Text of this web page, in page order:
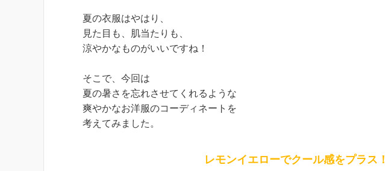
夏の衣服はやはり、
見た目も、肌当たりも、
涼やかなものがいいですね！
そこで、今回は
夏の暑さを忘れさせてくれるような
爽やかなお洋服のコーディネートを
考えてみました。
レモンイエローでクール感をプラス！